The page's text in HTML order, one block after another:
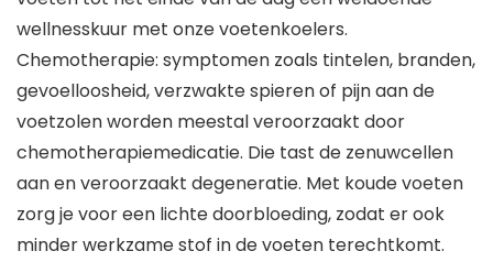
wellnesskuur met onze voetenkoelers.
Chemotherapie: symptomen zoals tintelen, branden,
gevoelloosheid, verzwakte spieren of pijn aan de
voetzolen worden meestal veroorzaakt door
chemotherapiemedicatie. Die tast de zenuwcellen
aan en veroorzaakt degeneratie. Met koude voeten
zorg je voor een lichte doorbloeding, zodat er ook
minder werkzame stof in de voeten terechtkomt.